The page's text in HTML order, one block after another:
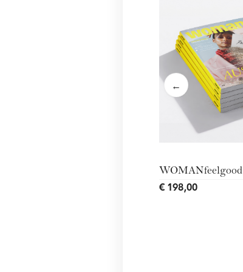
←
WOMANfeelgood
€ 198,00